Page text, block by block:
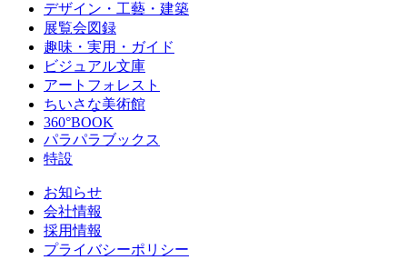
デザイン・工藝・建築
展覧会図録
趣味・実用・ガイド
ビジュアル文庫
アートフォレスト
ちいさな美術館
360°BOOK
パラパラブックス
特設
お知らせ
会社情報
採用情報
プライバシーポリシー